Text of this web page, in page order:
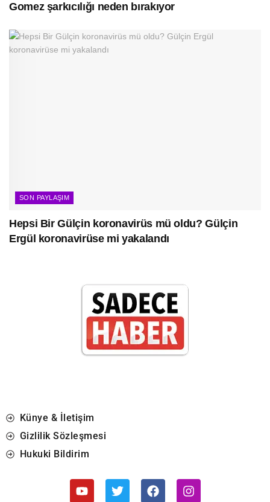
Gomez şarkıcılığı neden bırakıyor
SON PAYLAŞIM
Hepsi Bir Gülçin koronavirüs mü oldu? Gülçin
Ergül koronavirüse mi yakalandı
Künye & İletişim
Gizlilik Sözleşmesi
Hukuki Bildirim